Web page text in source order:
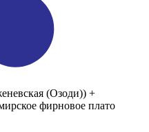
(Озоди)) +
фирновое плато